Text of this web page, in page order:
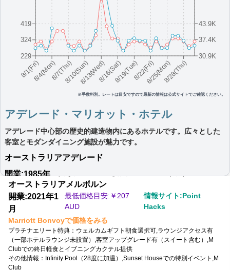
パ、フィットネスセンター、川の眺望を楽しめます。
オーストラリア
ブリスベン
開業:1998年
10月
最低価格目安:￥ 278
AUD
情報サイト:The Travel
Temple
Marriott Bonvoyで価格をみる
プラチナエリート特典：
ウェルカムギフト朝食選択可,ラウンジアクセス有
（一部ホテルラウンジ未設置）,客室アップグレード有（スイート含
む）,Dome Spa Retreat利用可能（有料）
メルボルン・マリオット・ホテル・ドック
ランズ
メルボルン・ドックランズにある高級ホテルです。屋上プール、
美しい眺望、上質なダイニングをお楽しみいただけます。
オーストラリアメルボルン
開業:2021年1
月
最低価格目安:￥ 207
AUD
情報サイト:Point
Hacks
Marriott Bonvoyで価格をみる
プラチナエリート特典： ウェルカムギフト朝食選択可,ラウンジアクセス有
（一部ホテルラウンジ未設置）,客室アップグレード有（スイート含む）,M
Clubでの終日軽食とイブニングカクテル提供
その他情報： Infinity Pool（28度に加温）,Sunset Houseでの特別イベント,M
Club
8/1(Fri)8/4(Mon)8/7(Thu)8/10(Sun)8/13(Wed)8/16(Sat)8/19(Tue)8/22(Fri)8/25(Mon)8/28(Thu)
229
324
419
30.9K
37.4K
43.9K
※手数料別。レートは目安ですので最新の情報は公式サイトでご確認ください。
アデレード・マリオット・ホテル
アデレード中心部の歴史的建造物内にあるホテルです。広々とした
客室とモダンダイニング施設が魅力です。
オーストラリアアデレード
開業:1985年
最低価格目安:￥ 242 AUD
情報サイト:YouTube
Marriott Bonvoyで価格をみる
プラチナエリート特典： ウェルカムギフト朝食選択可,ラウンジアクセス有（一
部ホテルラウンジ未設置）,客室アップグレード有（スイート含む）
その他情報：M Clubラウンジ24時間利用可能（朝食,終日軽食,カクテルタイム
含む）